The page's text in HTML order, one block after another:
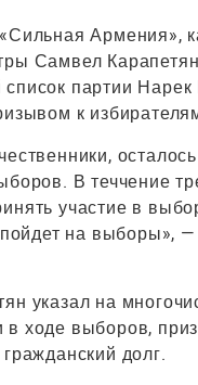
Армения»,
Самвел
партии Нарек
к
В теччение
участие в
пойдет на выборы»,
указал на
ходе выборов,
долг.